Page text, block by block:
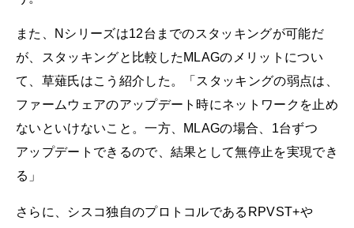
また、Nシリーズは12台までのスタッキングが可能だ
が、スタッキングと比較したMLAGのメリットについ
て、草薙氏はこう紹介した。「スタッキングの弱点は、
ファームウェアのアップデート時にネットワークを止め
ないといけないこと。一方、MLAGの場合、1台ずつ
アップデートできるので、結果として無停止を実現でき
る」
さらに、シスコ独自のプロトコルであるRPVST+や